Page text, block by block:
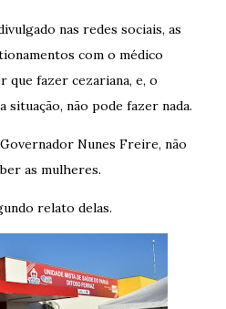
nas redes sociais, as
com o médico
que fazer cezariana, e, o
não pode fazer nada.
Nunes Freire, não
as mulheres.
relato delas.